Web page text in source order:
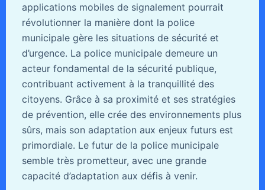
applications mobiles de signalement pourrait
révolutionner la manière dont la police
municipale gère les situations de sécurité et
d’urgence. La police municipale demeure un
acteur fondamental de la sécurité publique,
contribuant activement à la tranquillité des
citoyens. Grâce à sa proximité et ses stratégies
de prévention, elle crée des environnements plus
sûrs, mais son adaptation aux enjeux futurs est
primordiale. Le futur de la police municipale
semble très prometteur, avec une grande
capacité d’adaptation aux défis à venir.